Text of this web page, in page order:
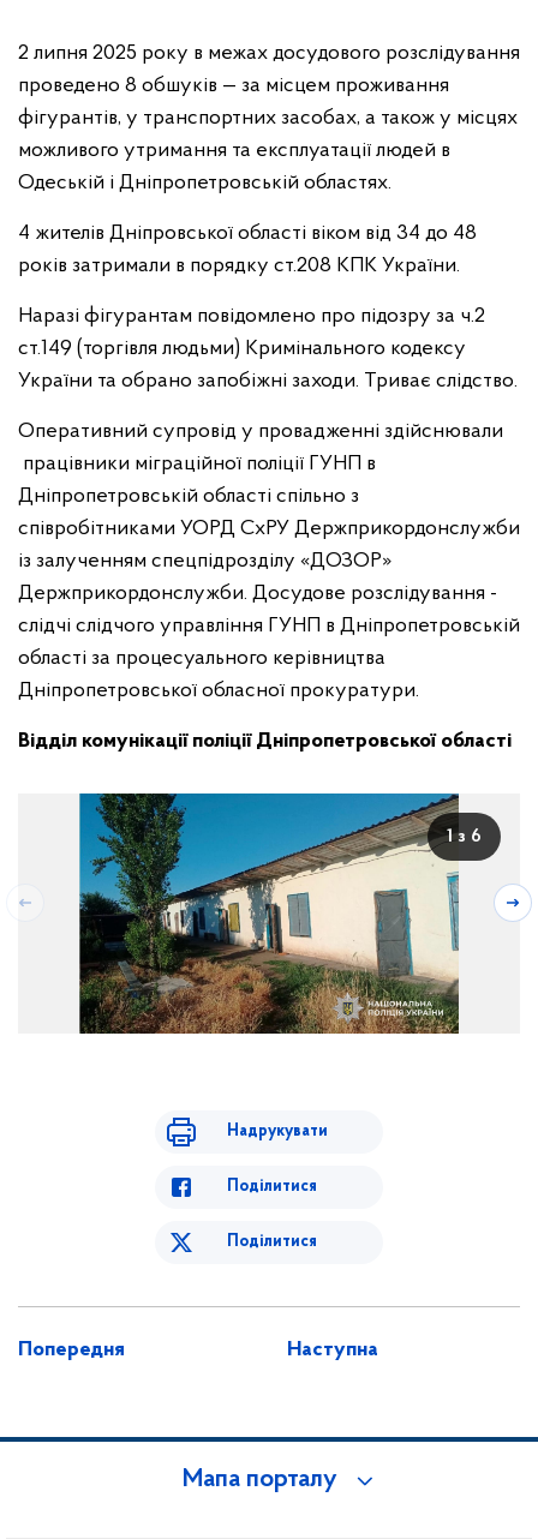
2 липня 2025 року в межах досудового розслідування
проведено 8 обшуків — за місцем проживання
фігурантів, у транспортних засобах, а також у місцях
можливого утримання та експлуатації людей в
Одеській і Дніпропетровській областях.
4 жителів Дніпровської області віком від 34 до 48
років затримали в порядку ст.208 КПК України.
Наразі фігурантам повідомлено про підозру за ч.2
ст.149 (торгівля людьми) Кримінального кодексу
України та обрано запобіжні заходи. Триває слідство.
Оперативний супровід у провадженні здійснювали
працівники міграційної поліції ГУНП в
Дніпропетровській області спільно з
співробітниками УОРД СхРУ Держприкордонслужби
із залученням спецпідрозділу «ДОЗОР»
Держприкордонслужби. Досудове розслідування -
слідчі слідчого управління ГУНП в Дніпропетровській
області за процесуального керівництва
Дніпропетровської обласної прокуратури.
Відділ комунікації поліції Дніпропетровської області
1 з 6
Надрукувати
Поділитися
Поділитися
Попередня Наступна
Мапа порталу